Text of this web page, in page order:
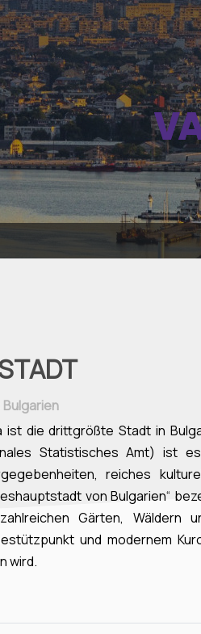
Bulgarien
ist die drittgrößte Stadt in
Statistisches Amt) ist
reiches
von Bulgarien“
Gärten, Wäldern
und modernem
wird.